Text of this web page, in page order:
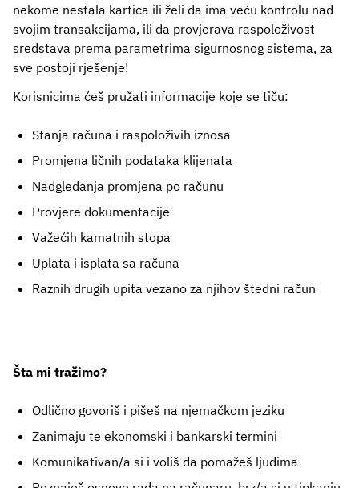
nekome nestala kartica ili želi da ima veću kontrolu nad
svojim transakcijama, ili da provjerava raspoloživost
sredstava prema parametrima sigurnosnog sistema, za
sve postoji rješenje!
Korisnicima ćeš pružati informacije koje se tiču:
Stanja računa i raspoloživih iznosa
Promjena ličnih podataka klijenata
Nadgledanja promjena po računu
Provjere dokumentacije
Važećih kamatnih stopa
Uplata i isplata sa računa
Raznih drugih upita vezano za njihov štedni račun
Šta mi tražimo?
Odlično govoriš i pišeš na njemačkom jeziku
Zanimaju te ekonomski i bankarski termini
Komunikativan/a si i voliš da pomažeš ljudima